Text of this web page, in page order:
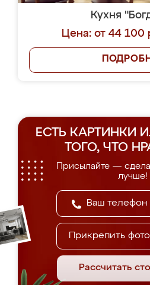
Кухня
Цена: от 44 100
ЕСТЬ КАРТИНКИ
ТОГО, ЧТО
Присылайте —
лучше!
Прикрепить фото
Рассчитать